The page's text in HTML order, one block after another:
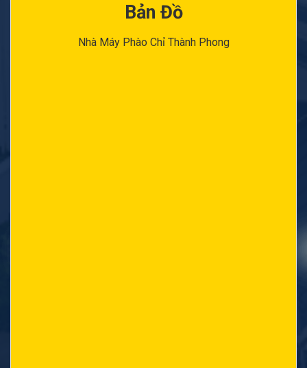
Bản Đồ
Nhà Máy Phào Chỉ Thành Phong